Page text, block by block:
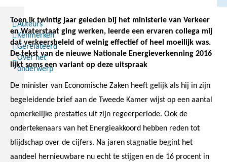
Auteurs
Kenmerken
Gerelateerd
Over het
onderwerp
Toen ik twintig jaar geleden bij het ministerie van Verkeer
en Waterstaat ging werken, leerde een ervaren collega mij
dat verkeersbeleid of weinig effectief of heel moeilijk was.
De tekst van de nieuwe Nationale Energieverkenning 2016
lijkt soms een variant op deze uitspraak
De minister van Economische Zaken heeft gelijk als hij in zijn
begeleidende brief aan de Tweede Kamer wijst op een aantal
opmerkelijke prestaties uit zijn regeerperiode. Ook de
ondertekenaars van het Energieakkoord hebben reden tot
blijdschap over de cijfers. Na jaren stagnatie begint het
aandeel hernieuwbare nu echt te stijgen en de 16 procent in